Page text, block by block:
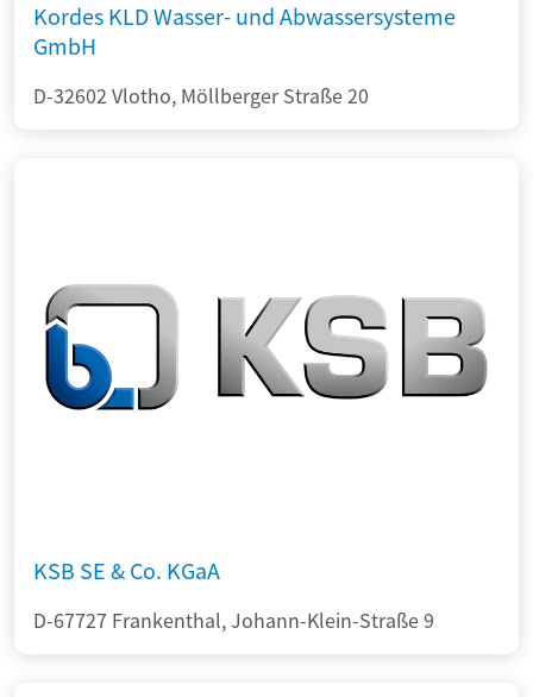
Kordes KLD Wasser- und Abwassersysteme
GmbH
D-32602 Vlotho, Möllberger Straße 20
KSB SE & Co. KGaA
D-67727 Frankenthal, Johann-Klein-Straße 9